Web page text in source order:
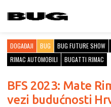
DOGAĐAJI BUG BUG FUTURE SHOW
RIMAC AUTOMOBILI
BUGATTI RIMAC
BFS 2023: Mate
vezi budućnosti